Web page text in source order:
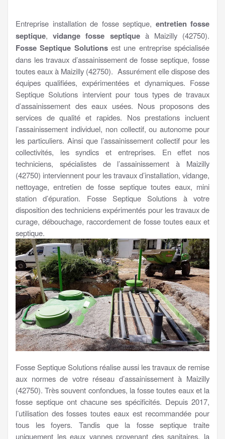
Entreprise installation de fosse septique, entretien fosse
septique,vidange fosse septiqueà Maizilly (42750).
Fosse Septique Solutionsest une entreprise spécialisée
dans les travaux d’assainissement de fosse septique, fosse
toutes eaux à Maizilly (42750). Assurément elle dispose des
équipes qualifiées, expérimentées et dynamiques. Fosse
Septique Solutions intervient pour tous types de travaux
d’assainissement des eaux usées. Nous proposons des
services de qualité et rapides. Nos prestations incluent
l’assainissement individuel, non collectif, ou autonome pour
les particuliers. Ainsi que l’assainissement collectif pour les
collectivités, les syndics et entreprises. En effet nos
techniciens, spécialistes de l’assainissement à Maizilly
(42750) interviennent pour les travaux d’installation, vidange,
nettoyage, entretien de fosse septique toutes eaux, mini
station d’épuration. Fosse Septique Solutions à votre
disposition des techniciens expérimentés pour les travaux de
curage, débouchage, raccordement de fosse toutes eaux et
septique.
Fosse Septique Solutions réalise aussi les travaux de remise
aux normes de votre réseau d’assainissement à Maizilly
(42750). Très souvent confondues, la fosse toutes eaux et la
fosse septique ont chacune ses spécificités. Depuis 2017,
l’utilisation des fosses toutes eaux est recommandée pour
tous les foyers. Tandis que la fosse septique traite
uniquement les eaux vannes provenant des sanitaires, la